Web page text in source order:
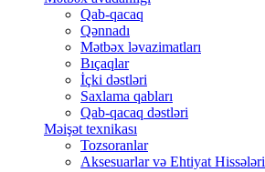
Qab-qacaq
Qənnadı
Mətbəx ləvazimatları
Bıçaqlar
İçki dəstləri
Saxlama qabları
Qab-qacaq dəstləri
Məişət texnikası
Tozsoranlar
Aksesuarlar və Ehtiyat Hissələri